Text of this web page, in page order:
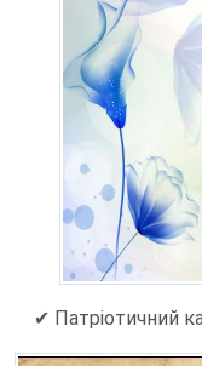
✔ Патріотичний